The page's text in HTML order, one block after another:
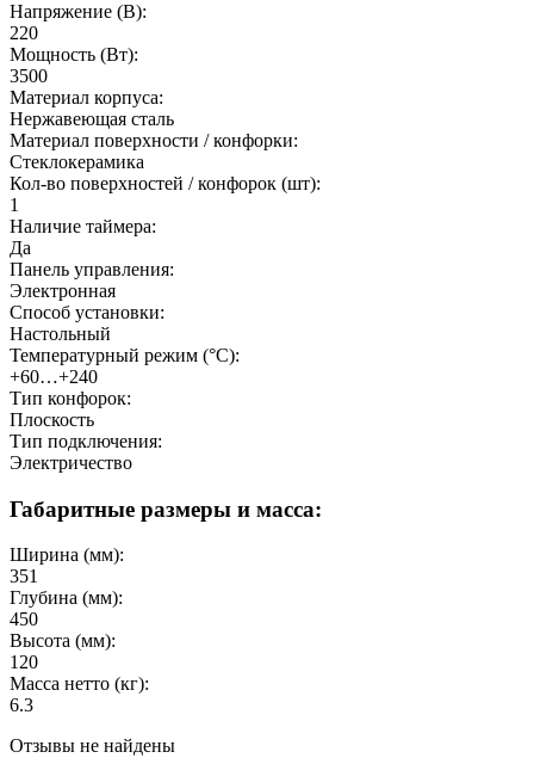
Напряжение (В):
220
Мощность (Вт):
3500
Материал корпуса:
Нержавеющая сталь
Материал поверхности / конфорки:
Стеклокерамика
Кол-во поверхностей / конфорок (шт):
1
Наличие таймера:
Да
Панель управления:
Электронная
Способ установки:
Настольный
Температурный режим (°C):
+60…+240
Тип конфорок:
Плоскость
Тип подключения:
Электричество
Габаритные размеры и масса:
Ширина (мм):
351
Глубина (мм):
450
Высота (мм):
120
Масса нетто (кг):
6.3
Отзывы не найдены